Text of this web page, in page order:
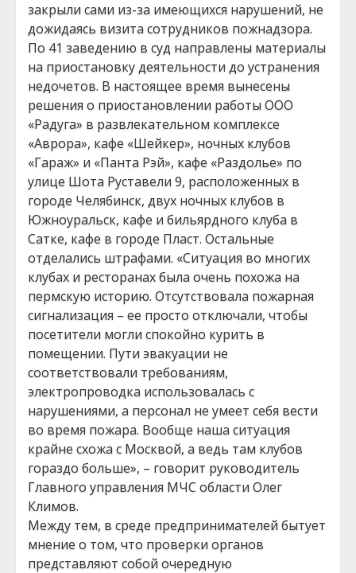
закрыли сами из-за имеющихся нарушений, не
дожидаясь визита сотрудников пожнадзора.
По 41 заведению в суд направлены материалы
на приостановку деятельности до устранения
недочетов. В настоящее время вынесены
решения о приостановлении работы ООО
«Радуга» в развлекательном комплексе
«Аврора», кафе «Шейкер», ночных клубов
«Гараж» и «Панта Рэй», кафе «Раздолье» по
улице Шота Руставели 9, расположенных в
городе Челябинск, двух ночных клубов в
Южноуральск, кафе и бильярдного клуба в
Сатке, кафе в городе Пласт. Остальные
отделались штрафами. «Ситуация во многих
клубах и ресторанах была очень похожа на
пермскую историю. Отсутствовала пожарная
сигнализация – ее просто отключали, чтобы
посетители могли спокойно курить в
помещении. Пути эвакуации не
соответствовали требованиям,
электропроводка использовалась с
нарушениями, а персонал не умеет себя вести
во время пожара. Вообще наша ситуация
крайне схожа с Москвой, а ведь там клубов
гораздо больше», – говорит руководитель
Главного управления МЧС области Олег
Климов.
Между тем, в среде предпринимателей бытует
мнение о том, что проверки органов
представляют собой очередную